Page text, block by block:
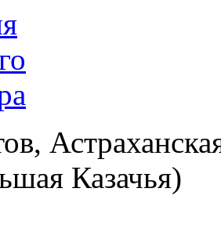
Казачья)